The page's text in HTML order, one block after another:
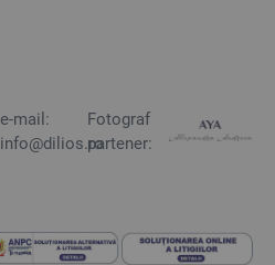
e-mail:
info@dilios.ro
Fotograf
partener: